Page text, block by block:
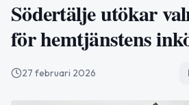
Södertälje utökar
för hemtjänstens
27 februari 2026